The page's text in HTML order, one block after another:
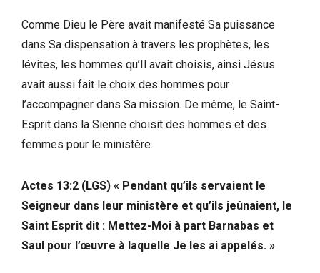
Comme Dieu le Père avait manifesté Sa puissance
dans Sa dispensation à travers les prophètes, les
lévites, les hommes qu’Il avait choisis, ainsi Jésus
avait aussi fait le choix des hommes pour
l’accompagner dans Sa mission. De même, le Saint-
Esprit dans la Sienne choisit des hommes et des
femmes pour le ministère.
Actes 13:2 (LGS) « Pendant qu’ils servaient le
Seigneur dans leur ministère et qu’ils jeûnaient, le
Saint Esprit dit : Mettez-Moi à part Barnabas et
Saul pour l’œuvre à laquelle Je les ai appelés. »